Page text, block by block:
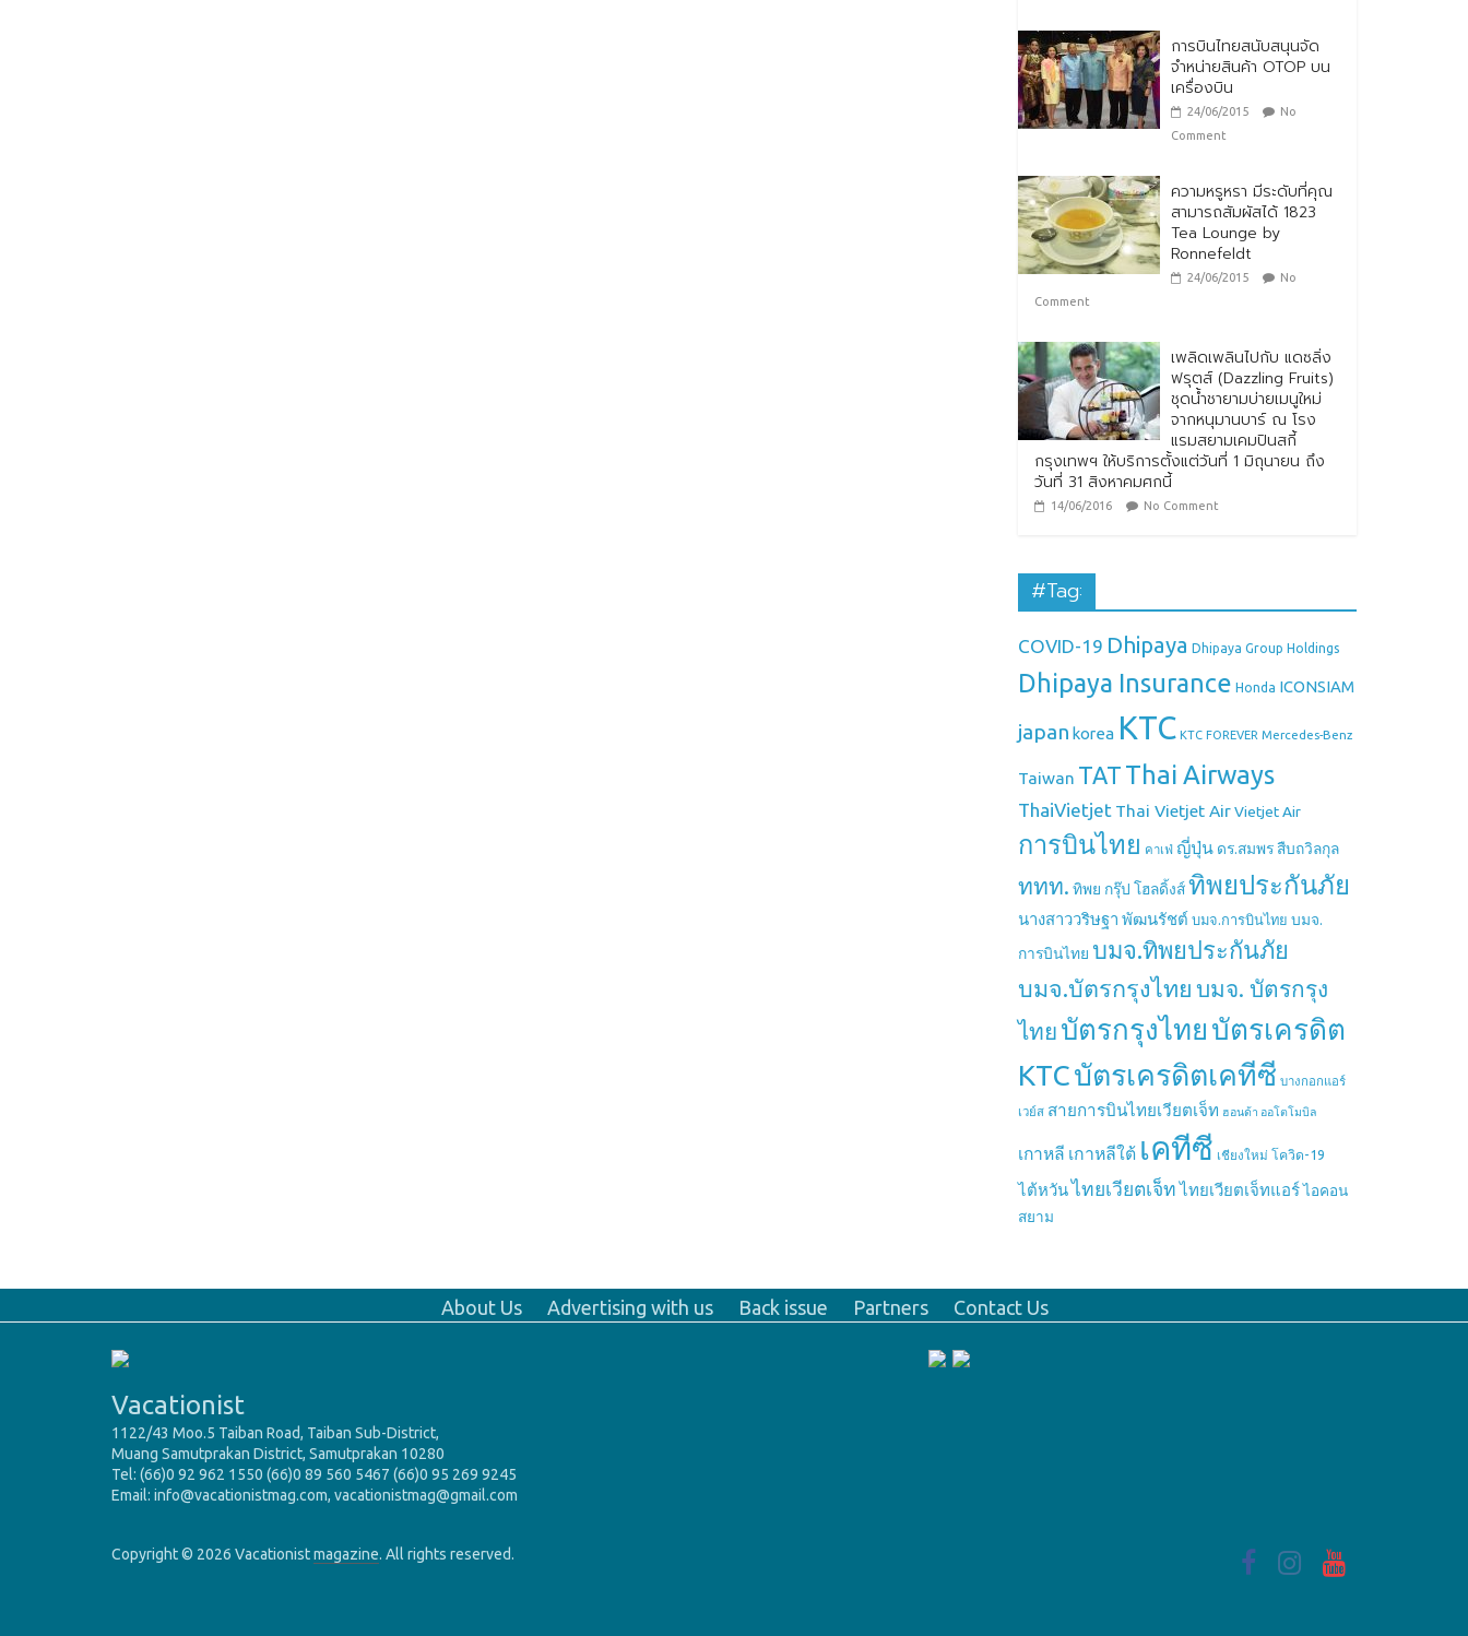
การบินไทยสนับสนุนจัด
จำหน่ายสินค้า OTOP บน
เครื่องบิน
24/06/2015
No
Comment
ความหรูหรา มีระดับที่คุณ
สามารถสัมผัสได้ 1823
Tea Lounge by
Ronnefeldt
24/06/2015
No
Comment
เพลิดเพลินไปกับ แดซลิ่ง
ฟรุตส์ (Dazzling Fruits)
ชุดน้ำชายามบ่ายเมนูใหม่
จากหนุมานบาร์ ณ โรง
แรมสยามเคมปินสกี้
กรุงเทพฯ ให้บริการตั้งแต่วันที่ 1 มิถุนายน ถึง
วันที่ 31 สิงหาคมศกนี้
14/06/2016 No Comment
#Tag:
COVID-19 Dhipaya Dhipaya Group Holdings
Dhipaya Insurance Honda ICONSIAM
japan korea KTC KTC FOREVER Mercedes-Benz
Taiwan TAT Thai Airways
ThaiVietjet Thai Vietjet AirVietjet Air
การบินไทย คาเฟ่ ญี่ปุ่น ดร.สมพร สืบถวิลกุล
ททท. ทิพย กรุ๊ป โฮลดิ้งส์ทิพยประกันภัย
นางสาววริษฐา พัฒนรัชต์ บมจ.การบินไทย บมจ.
การบินไทย บมจ.ทิพยประกันภัย
บมจ.บัตรกรุงไทย บมจ. บัตรกรุง
ไทย บัตรกรุงไทย บัตรเครดิต
KTCบัตรเครดิตเคทีซี บางกอกแอร์
เวย์ส สายการบินไทยเวียตเจ็ท ฮอนด้า ออโตโมบิล
เกาหลี เกาหลีใต้ เคทีซี เชียงใหม่ โควิด-19
ไต้หวันไทยเวียตเจ็ท ไทยเวียตเจ็ทแอร์ไอคอน
สยาม
About Us Advertising with us Back issue Partners Contact Us
Vacationist
1122/43 Moo.5 Taiban Road, Taiban Sub-District,
Muang Samutprakan District, Samutprakan 10280
Tel: (66)0 92 962 1550 (66)0 89 560 5467 (66)0 95 269 9245
Email: info@vacationistmag.com, vacationistmag@gmail.com
Copyright © 2026 Vacationistmagazine. All rights reserved.